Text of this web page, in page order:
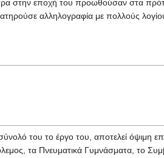
στην εποχή του προωθούσαν στα
αλληλογραφία με πολλούς
του το έργο του, αποτελεί όψιμη
τα Πνευματικά Γυμνάσματα, το